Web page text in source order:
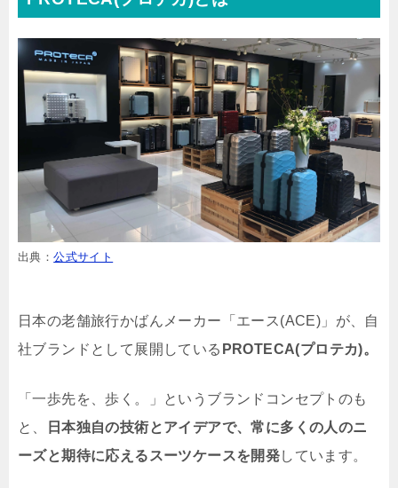
出典：公式サイト
日本の老舗旅行かばんメーカー「エース(ACE)」が、自
社ブランドとして展開している PROTECA(プロテカ)。
「一歩先を、歩く。」というブランドコンセプトのも
と、
日本独自の技術とアイデアで、常に多くの人のニ
ーズと期待に応えるスーツケースを開発しています。